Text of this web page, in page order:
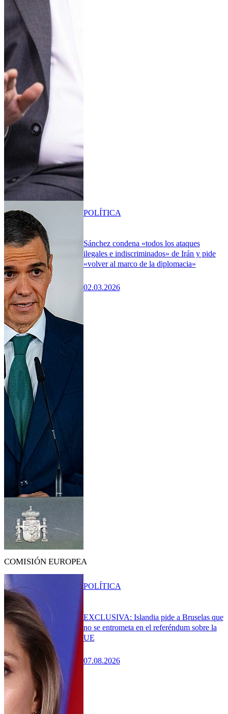
Sánchez condena «todos los ataques
ilegales e indiscriminados» de Irán y pide
«volver al marco de la diplomacia»
02.03.2026
POLÍTICA
COMISIÓN EUROPEA
EXCLUSIVA: Islandia pide a Bruselas que
no se entrometa en el referéndum sobre la
UE
07.08.2026
POLÍTICA